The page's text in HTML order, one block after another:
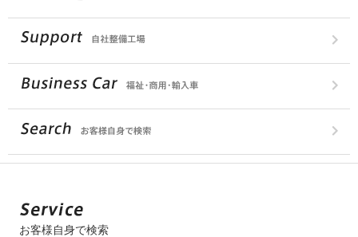
お客様自身で検索